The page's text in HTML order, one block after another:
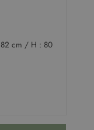
cm / H : 80